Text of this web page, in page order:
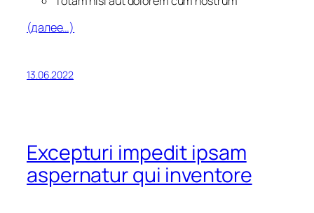
(далее…)
13.06.2022
Excepturi impedit ipsam
aspernatur qui inventore